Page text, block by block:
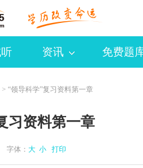
资讯 免费题
> “领导科学”复习资料第一章
习资料第一章
字体： 大 小 打印